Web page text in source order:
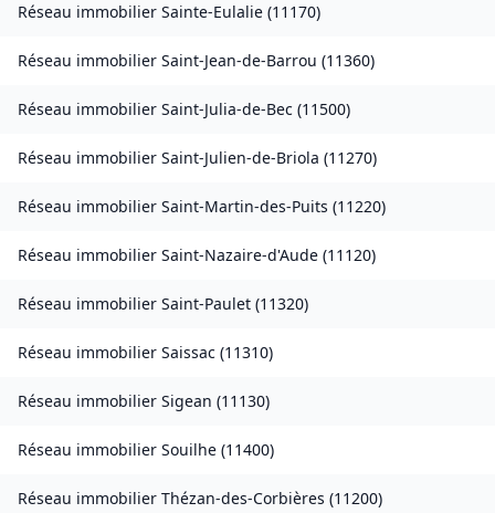
Réseau immobilier Sainte-Eulalie (11170)
Réseau immobilier Saint-Jean-de-Barrou (11360)
Réseau immobilier Saint-Julia-de-Bec (11500)
Réseau immobilier Saint-Julien-de-Briola (11270)
Réseau immobilier Saint-Martin-des-Puits (11220)
Réseau immobilier Saint-Nazaire-d'Aude (11120)
Réseau immobilier Saint-Paulet (11320)
Réseau immobilier Saissac (11310)
Réseau immobilier Sigean (11130)
Réseau immobilier Souilhe (11400)
Réseau immobilier Thézan-des-Corbières (11200)